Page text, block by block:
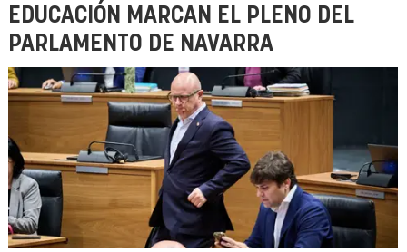
EDUCACIÓN MARCAN EL PLENO DEL
PARLAMENTO DE NAVARRA